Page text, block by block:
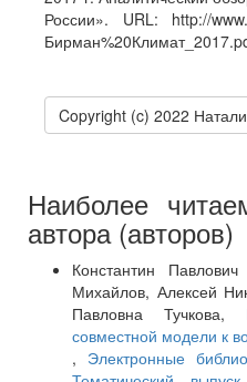
России». URL: http://
Copyright (c) 2022
Наиболее
автора (авторов)
Константин
Михайлов, Алексей
Павловна Тучкова,
совместной модели к
, Электронные